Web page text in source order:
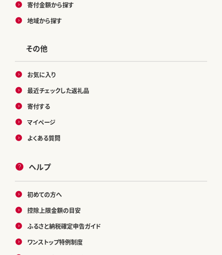
寄付金額から探す
地域から探す
その他
お気に入り
最近チェックした返礼品
寄付する
マイページ
よくある質問
ヘルプ
初めての方へ
控除上限金額の目安
ふるさと納税確定申告ガイド
ワンストップ特例制度